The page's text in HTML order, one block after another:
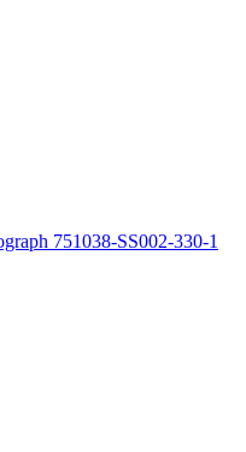
751038-SS002-330-1